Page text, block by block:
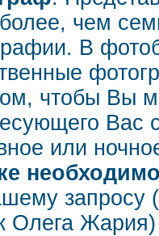
чем
В
чтобы Вы
Вас
или
запросу
Олега